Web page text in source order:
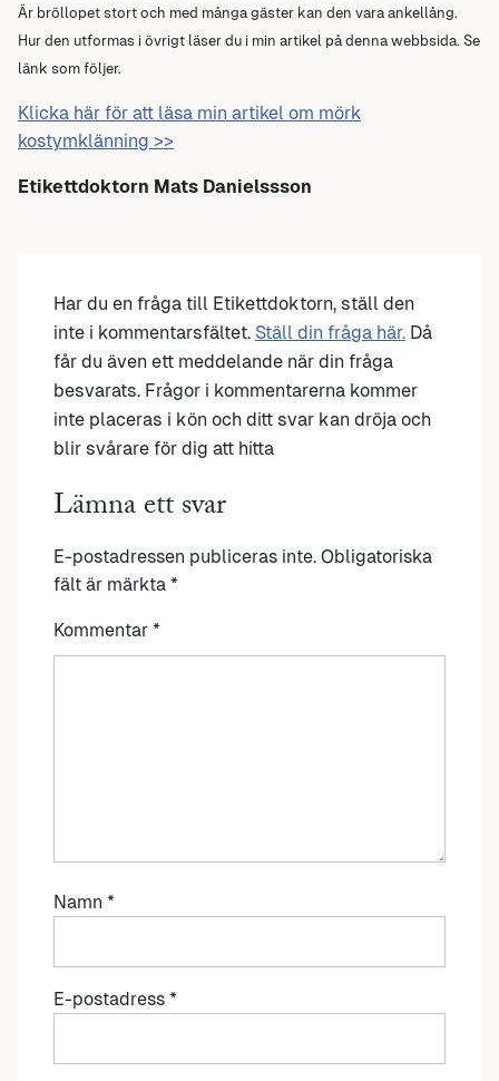
Är bröllopet stort och med många gäster kan den vara ankellång.
Hur den utformas i övrigt läser du i min artikel på denna webbsida. Se
länk som följer.
Klicka här för att läsa min artikel om mörk
kostymklänning >>
Etikettdoktorn Mats Danielssson
Har du en fråga till Etikettdoktorn, ställ den
inte i kommentarsfältet. Ställ din fråga här. Då
får du även ett meddelande när din fråga
besvarats. Frågor i kommentarerna kommer
inte placeras i kön och ditt svar kan dröja och
blir svårare för dig att hitta
Lämna ett svar
E-postadressen publiceras inte. Obligatoriska
fält är märkta *
Kommentar *
Namn *
E-postadress *